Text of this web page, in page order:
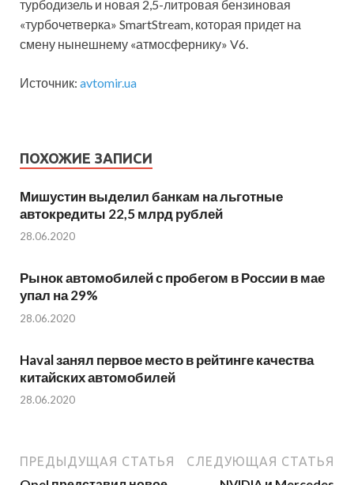
турбодизель и новая 2,5-литровая бензиновая
«турбочетверка» SmartStream, которая придет на
смену нынешнему «атмосфернику» V6.
Источник: avtomir.ua
ПОХОЖИЕ ЗАПИСИ
Мишустин выделил банкам на льготные
автокредиты 22,5 млрд рублей
28.06.2020
Рынок автомобилей с пробегом в России в мае
упал на 29%
28.06.2020
Haval занял первое место в рейтинге качества
китайских автомобилей
28.06.2020
ПРЕДЫДУЩАЯ СТАТЬЯ СЛЕДУЮЩАЯ СТАТЬЯ